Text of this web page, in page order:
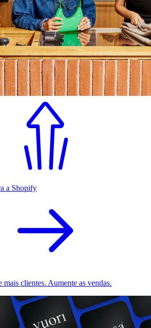
a Shopify
mais clientes. Aumente as vendas.